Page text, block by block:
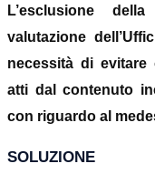
L’esclusione
valutazione
necessità di evitare
atti dal contenuto
con riguardo al
SOLUZIONE